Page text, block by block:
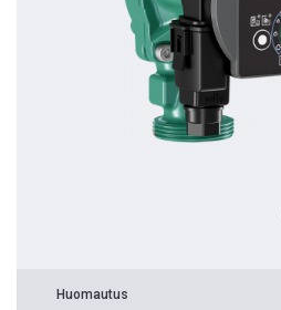
Huomautus